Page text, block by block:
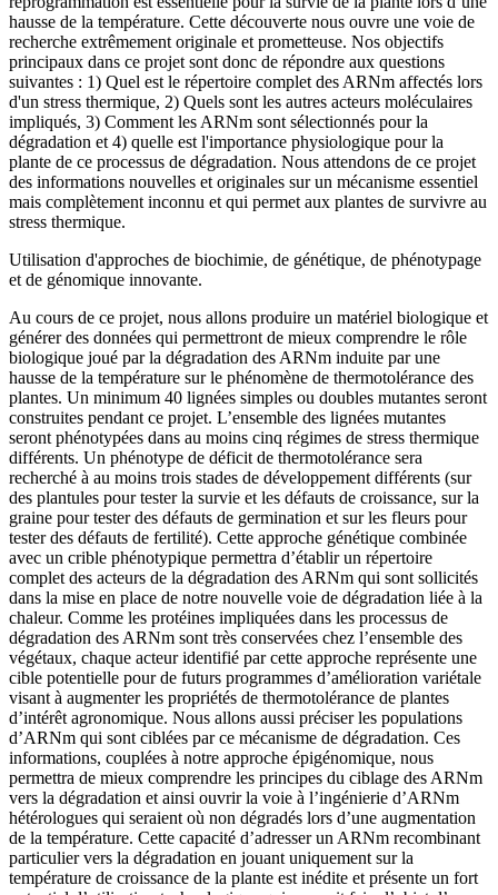
hausse de la température. Cette découverte nous ouvre une voie de
recherche extrêmement originale et prometteuse. Nos objectifs
principaux dans ce projet sont donc de répondre aux questions
suivantes : 1) Quel est le répertoire complet des ARNm affectés lors
d'un stress thermique, 2) Quels sont les autres acteurs moléculaires
impliqués, 3) Comment les ARNm sont sélectionnés pour la
dégradation et 4) quelle est l'importance physiologique pour la
plante de ce processus de dégradation. Nous attendons de ce projet
des informations nouvelles et originales sur un mécanisme essentiel
mais complètement inconnu et qui permet aux plantes de survivre au
stress thermique.
Utilisation d'approches de biochimie, de génétique, de phénotypage
et de génomique innovante.
Au cours de ce projet, nous allons produire un matériel biologique et
générer des données qui permettront de mieux comprendre le rôle
biologique joué par la dégradation des ARNm induite par une
hausse de la température sur le phénomène de thermotolérance des
plantes. Un minimum 40 lignées simples ou doubles mutantes seront
construites pendant ce projet. L’ensemble des lignées mutantes
seront phénotypées dans au moins cinq régimes de stress thermique
différents. Un phénotype de déficit de thermotolérance sera
recherché à au moins trois stades de développement différents (sur
des plantules pour tester la survie et les défauts de croissance, sur la
graine pour tester des défauts de germination et sur les fleurs pour
tester des défauts de fertilité). Cette approche génétique combinée
avec un crible phénotypique permettra d’établir un répertoire
complet des acteurs de la dégradation des ARNm qui sont sollicités
dans la mise en place de notre nouvelle voie de dégradation liée à la
chaleur. Comme les protéines impliquées dans les processus de
dégradation des ARNm sont très conservées chez l’ensemble des
végétaux, chaque acteur identifié par cette approche représente une
cible potentielle pour de futurs programmes d’amélioration variétale
visant à augmenter les propriétés de thermotolérance de plantes
d’intérêt agronomique. Nous allons aussi préciser les populations
d’ARNm qui sont ciblées par ce mécanisme de dégradation. Ces
informations, couplées à notre approche épigénomique, nous
permettra de mieux comprendre les principes du ciblage des ARNm
vers la dégradation et ainsi ouvrir la voie à l’ingénierie d’ARNm
hétérologues qui seraient où non dégradés lors d’une augmentation
de la température. Cette capacité d’adresser un ARNm recombinant
particulier vers la dégradation en jouant uniquement sur la
température de croissance de la plante est inédite et présente un fort